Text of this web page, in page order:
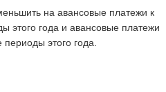
на авансовые платежи к
этого года и авансовые платежи
этого года.